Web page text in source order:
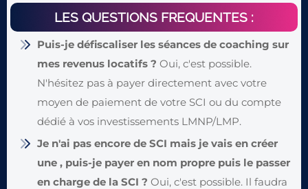
LES QUESTIONS FREQUENTES :
Puis-je défiscaliser les séances de coaching sur
mes revenus locatifs ? Oui, c'est possible.
N'hésitez pas à payer directement avec votre
moyen de paiement de votre SCI ou du compte
dédié à vos investissements LMNP/LMP.
Je n'ai pas encore de SCI mais je vais en créer
une , puis-je payer en nom propre puis le passer
en charge de la SCI ? Oui, c'est possible. Il faudra